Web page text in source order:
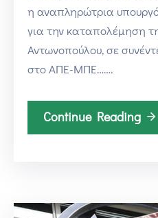
η αναπληρώτρια
για την καταπολέμηση
Αντωνοπούλου, σε
στο ΑΠΕ-ΜΠΕ…….
Continue Reading